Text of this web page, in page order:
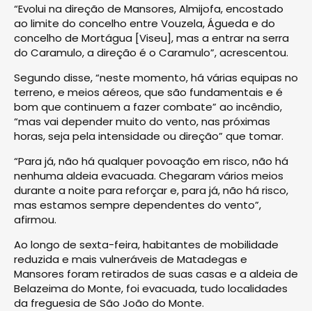
“Evolui na direção de Mansores, Almijofa, encostado
ao limite do concelho entre Vouzela, Águeda e do
concelho de Mortágua [Viseu], mas a entrar na serra
do Caramulo, a direção é o Caramulo”, acrescentou.
Segundo disse, “neste momento, há várias equipas no
terreno, e meios aéreos, que são fundamentais e é
bom que continuem a fazer combate” ao incêndio,
“mas vai depender muito do vento, nas próximas
horas, seja pela intensidade ou direção” que tomar.
“Para já, não há qualquer povoação em risco, não há
nenhuma aldeia evacuada. Chegaram vários meios
durante a noite para reforçar e, para já, não há risco,
mas estamos sempre dependentes do vento”,
afirmou.
Ao longo de sexta-feira, habitantes de mobilidade
reduzida e mais vulneráveis de Matadegas e
Mansores foram retirados de suas casas e a aldeia de
Belazeima do Monte, foi evacuada, tudo localidades
da freguesia de São João do Monte.